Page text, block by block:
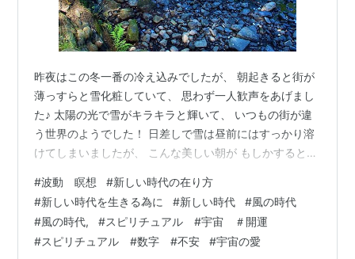
昨夜はこの冬一番の冷え込みでしたが、 朝起きると街が
薄っすらと雪化粧していて、 思わず一人歓声をあげまし
た♪ 太陽の光で雪がキラキラと輝いて、 いつもの街が違
う世界のようでした！ 日差しで雪は昼前にはすっかり溶
けてしまいましたが、 こんな美しい朝が もしかするとこ
りました(^^) 大雪でお困りの地域の方もいらっしゃるか
もしれませんが、 色んなことがスムーズに程よく落ち着
き、 笑顔の一日となりますように。 さて、昨日は これ
から新しい時代、新しい世界、 三次元から四次元、そし
#波動 瞑想 #新しい時代の在り方
#新しい時代を生きる為に #新しい時代 #風の時代
#風の時代, #スピリチュアル #宇宙 ＃開運
#スピリチュアル #数字 #不安 #宇宙の愛